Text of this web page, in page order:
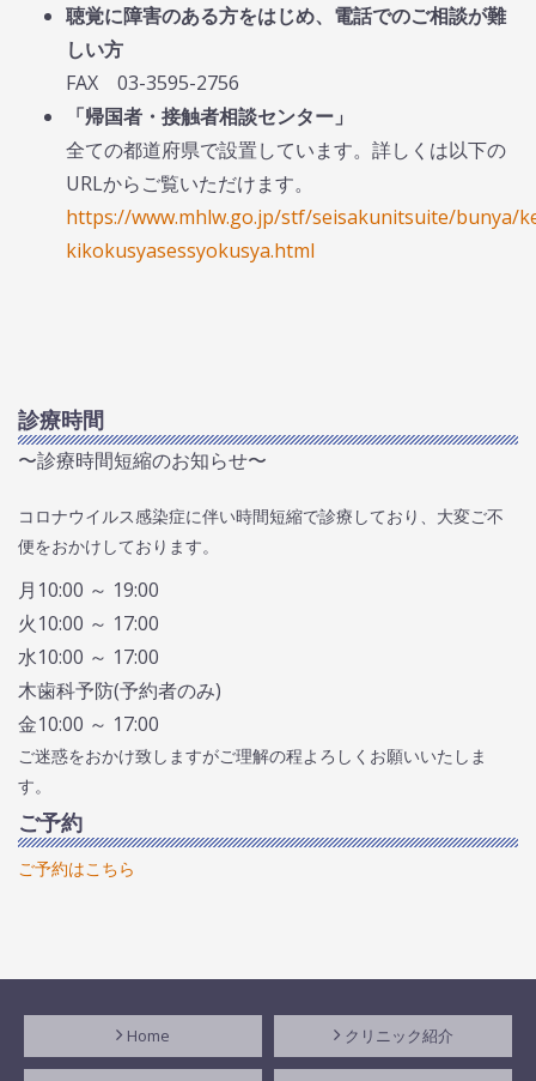
聴覚に障害のある方をはじめ、電話でのご相談が難
しい方
FAX 03-3595-2756
「帰国者・接触者相談センター」
全ての都道府県で設置しています。詳しくは以下の
URLからご覧いただけます。
https://www.mhlw.go.jp/stf/seisakunitsuite/bunya/
kikokusyasessyokusya.html
診療時間
〜診療時間短縮のお知らせ〜
コロナウイルス感染症に伴い時間短縮で診療しており、大変ご不
便をおかけしております。
月 10:00 ～ 19:00
火10:00 ～ 17:00
水10:00 ～ 17:00
木歯科予防(予約者のみ)
金10:00 ～ 17:00
ご迷惑をおかけ致しますがご理解の程よろしくお願いいたしま
す。
ご予約
ご予約はこちら
Home クリニック紹介